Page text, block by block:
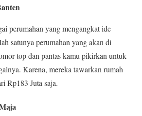
perumahan yang mengangkat ide
satunya perumahan yang akan di
top dan pantas kamu pikirkan untuk
Karena, mereka tawarkan rumah
Rp183 Juta saja.